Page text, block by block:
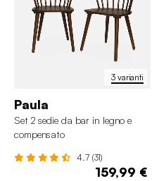
3 varianti
Paula
Set 2 sedie da bar in legno e
compensato
4.7 (31)
159,99 €